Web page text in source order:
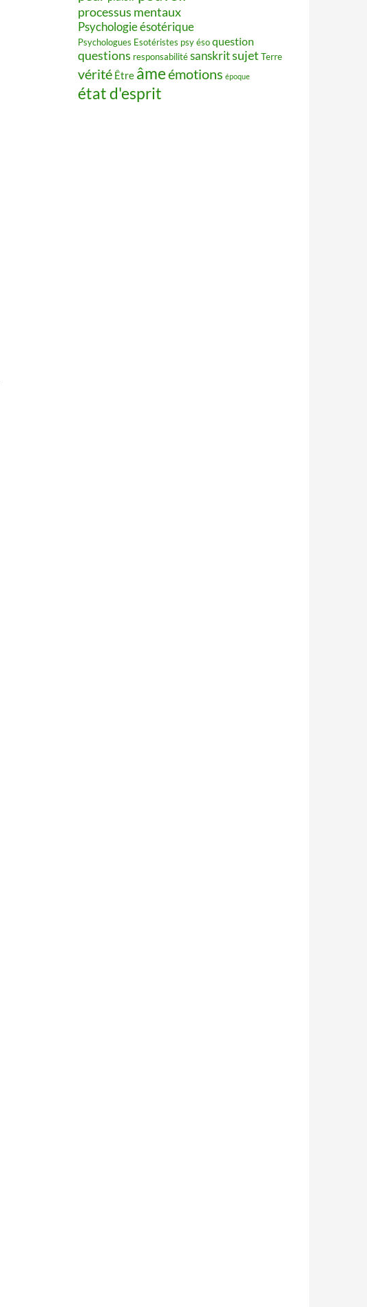
processus mentaux
Psychologie ésotérique
Psychologues Esotéristes psy ésoquestion
questions responsabilitésanskritsujet Terre
vérité Être âmeémotions époque
état d'esprit